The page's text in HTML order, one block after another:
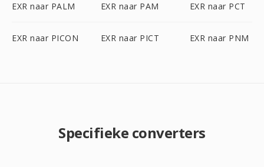
EXR naar PALM EXR naar PAM EXR naar PCT
EXR naar PICON EXR naar PICT EXR naar PNM
Specifieke converters